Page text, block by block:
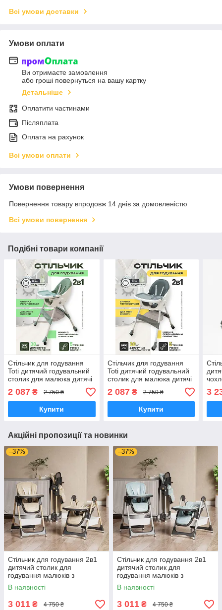
Всі умови доставки
Умови оплати
Ви отримаєте замовлення
або гроші повернуться на вашу картку
Детальніше
Оплатити частинами
Післяплата
Оплата на рахунок
Всі умови оплати
Умови повернення
Повернення товару впродовж 14 днів за домовленістю
Всі умови повернення
Подібні товари компанії
Стільчик для годування
Toti дитячий годувальний
столик для малюка дитячі
стільчики стілець для
годування зелений
2 087 ₴ 2 750 ₴
Купити
Стільчик для годування
Toti дитячий годувальний
столик для малюка дитячі
стільчики стілець для
годування сірий
2 087₴ 2 750 ₴
Купити
3
Акційні пропозиції та новинки
–37%
Стільчик для годування 2в1
дитячий столик для
годування малюків з
регульованою спинкою від 6
місяців бежевий
В наявності
3 011 ₴ 4 750 ₴
–37%
Стільчик для годування 2в1
дитячий столик для
годування малюків з
регульованою спинкою від 6
місяців бірюзовий
В наявності
3 011 ₴ 4 750 ₴